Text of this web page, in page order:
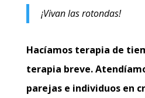
¡Vivan las rotondas!
Hacíamos terapia de
terapia breve.
parejas e individuos en